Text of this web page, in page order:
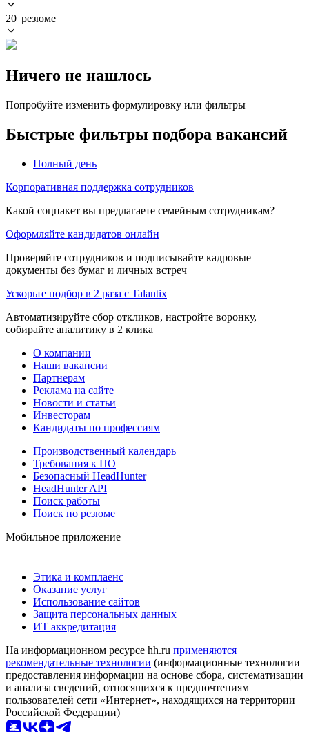
20 резюме
Ничего не нашлось
Попробуйте изменить формулировку или фильтры
Быстрые фильтры подбора вакансий
Полный день
Корпоративная поддержка сотрудников
Какой соцпакет вы предлагаете семейным сотрудникам?
Оформляйте кандидатов онлайн
Проверяйте сотрудников и подписывайте кадровые
документы без бумаг и личных встреч
Ускорьте подбор в 2 раза с Talantix
Автоматизируйте сбор откликов, настройте воронку,
собирайте аналитику в 2 клика
О компании
Наши вакансии
Партнерам
Реклама на сайте
Новости и статьи
Инвесторам
Кандидаты по профессиям
Производственный календарь
Требования к ПО
Безопасный HeadHunter
HeadHunter API
Поиск работы
Поиск по резюме
Мобильное приложение
Этика и комплаенс
Оказание услуг
Использование сайтов
Защита персональных данных
ИТ аккредитация
На информационном ресурсе hh.ru применяются
рекомендательные технологии (информационные технологии
предоставления информации на основе сбора, систематизации
и анализа сведений, относящихся к предпочтениям
пользователей сети «Интернет», находящихся на территории
Российской Федерации)